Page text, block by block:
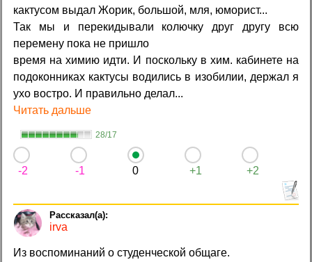
кактусом выдал Жорик, большой, мля, юморист...
Так мы и перекидывали колючку друг другу всю
перемену пока не пришло
время на химию идти. И поскольку в хим. кабинете на
подоконниках кактусы водились в изобилии, держал я
ухо востро. И правильно делал...
Читать дальше
28/17
-2 -1 0 +1 +2
irva
Из воспоминаний о студенческой общаге.